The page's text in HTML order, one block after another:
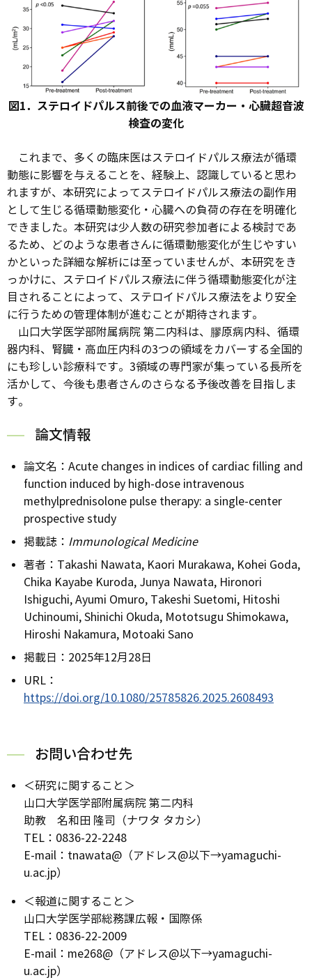
図1．ステロイドパルス前後での血液マーカー・心臓超音波
検査の変化
これまで、多くの臨床医はステロイドパルス療法が循環
動態に影響を与えることを、経験上、認識していると思わ
れますが、本研究によってステロイドパルス療法の副作用
として生じる循環動態変化・心臓への負荷の存在を明確化
できました。本研究は少人数の研究参加者による検討であ
るため、どのような患者さんに循環動態変化が生じやすい
かといった詳細な解析には至っていませんが、本研究をき
っかけに、ステロイドパルス療法に伴う循環動態変化が注
目されることによって、ステロイドパルス療法をより安全
に行うための管理体制が進むことが期待されます。
山口大学医学部附属病院 第二内科は、膠原病内科、循環
器内科、腎臓・高血圧内科の3つの領域をカバーする全国的
にも珍しい診療科です。3領域の専門家が集っている長所を
活かして、今後も患者さんのさらなる予後改善を目指しま
す。
論文情報
論文名：Acute changes in indices of cardiac filling and
function induced by high-dose intravenous
methylprednisolone pulse therapy: a single-center
prospective study
掲載誌： Immunological Medicine
著者：Takashi Nawata, Kaori Murakawa, Kohei Goda,
Chika Kayabe Kuroda, Junya Nawata, Hironori
Ishiguchi, Ayumi Omuro, Takeshi Suetomi, Hitoshi
Uchinoumi, Shinichi Okuda, Mototsugu Shimokawa,
Hiroshi Nakamura, Motoaki Sano
掲載日：2025年12月28日
URL：
https://doi.org/10.1080/25785826.2025.2608493
お問い合わせ先
＜研究に関すること＞
山口大学医学部附属病院 第二内科
助教 名和田 隆司（ナワタ タカシ）
TEL：0836-22-2248
E-mail：tnawata@（アドレス@以下→yamaguchi-
u.ac.jp）
＜報道に関すること＞
山口大学医学部総務課広報・国際係
TEL：0836-22-2009
E-mail：me268@（アドレス@以下→yamaguchi-
u.ac.jp）